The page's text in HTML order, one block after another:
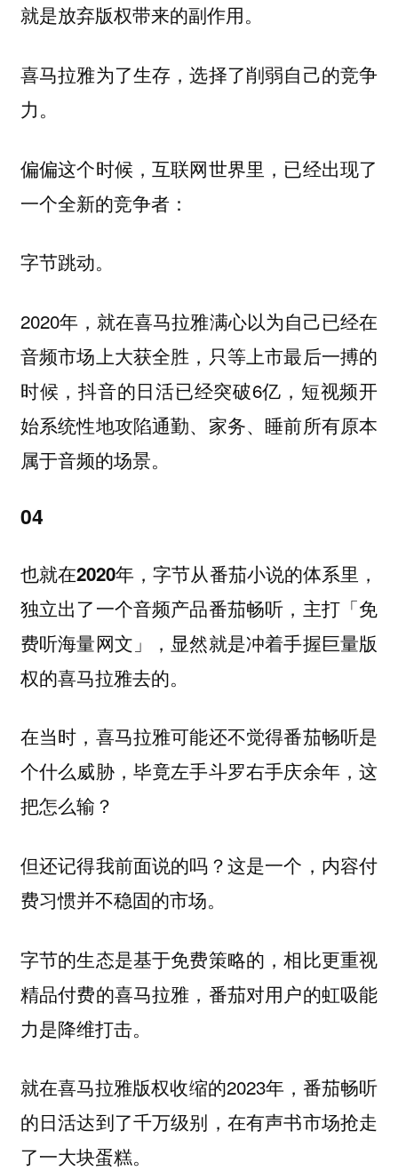
就是放弃版权带来的副作用。
喜马拉雅为了生存，选择了削弱自己的竞争
力。
偏偏这个时候，互联网世界里，已经出现了
一个全新的竞争者：
字节跳动。
2020年，就在喜马拉雅满心以为自己已经在
音频市场上大获全胜，只等上市最后一搏的
时候，抖音的日活已经突破6亿，短视频开
始系统性地攻陷通勤、家务、睡前所有原本
属于音频的场景。
04
也就在2020年，字节从番茄小说的体系里，
独立出了一个音频产品番茄畅听，主打「免
费听海量网文」，显然就是冲着手握巨量版
权的喜马拉雅去的。
在当时，喜马拉雅可能还不觉得番茄畅听是
个什么威胁，毕竟左手斗罗右手庆余年，这
把怎么输？
但还记得我前面说的吗？这是一个，内容付
费习惯并不稳固的市场。
字节的生态是基于免费策略的，相比更重视
精品付费的喜马拉雅，番茄对用户的虹吸能
力是降维打击。
就在喜马拉雅版权收缩的2023年，番茄畅听
的日活达到了千万级别，在有声书市场抢走
了一大块蛋糕。